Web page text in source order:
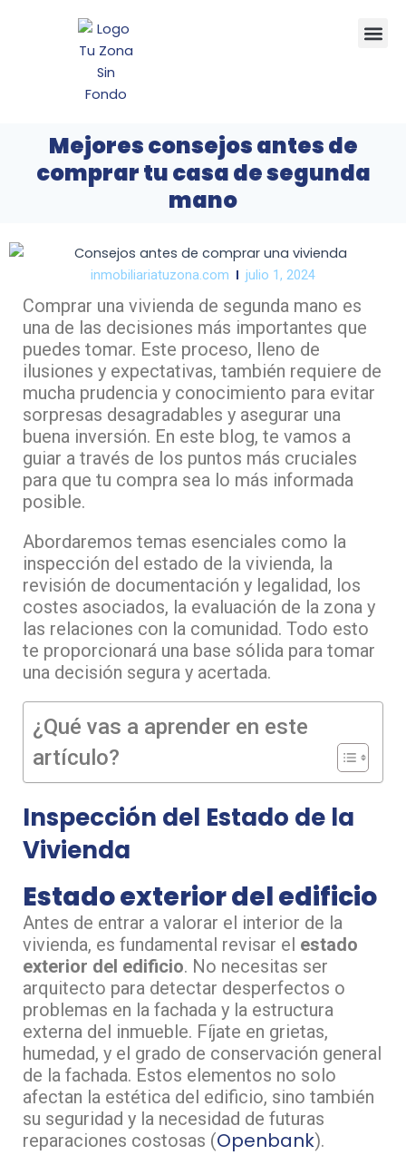
Mejores consejos antes de
comprar tu casa de segunda
mano
inmobiliariatuzona.com julio 1, 2024
Comprar una vivienda de segunda mano es
una de las decisiones más importantes que
puedes tomar. Este proceso, lleno de
ilusiones y expectativas, también requiere de
mucha prudencia y conocimiento para evitar
sorpresas desagradables y asegurar una
buena inversión. En este blog, te vamos a
guiar a través de los puntos más cruciales
para que tu compra sea lo más informada
posible.
Abordaremos temas esenciales como la
inspección del estado de la vivienda, la
revisión de documentación y legalidad, los
costes asociados, la evaluación de la zona y
las relaciones con la comunidad. Todo esto
te proporcionará una base sólida para tomar
una decisión segura y acertada.
¿Qué vas a aprender en este
artículo?
Inspección del Estado de la
Vivienda
Estado exterior del edificio
Antes de entrar a valorar el interior de la
vivienda, es fundamental revisar el estado
exterior del edificio. No necesitas ser
arquitecto para detectar desperfectos o
problemas en la fachada y la estructura
externa del inmueble. Fíjate en grietas,
humedad, y el grado de conservación general
de la fachada. Estos elementos no solo
afectan la estética del edificio, sino también
su seguridad y la necesidad de futuras
reparaciones costosas​ (Openbank)​.